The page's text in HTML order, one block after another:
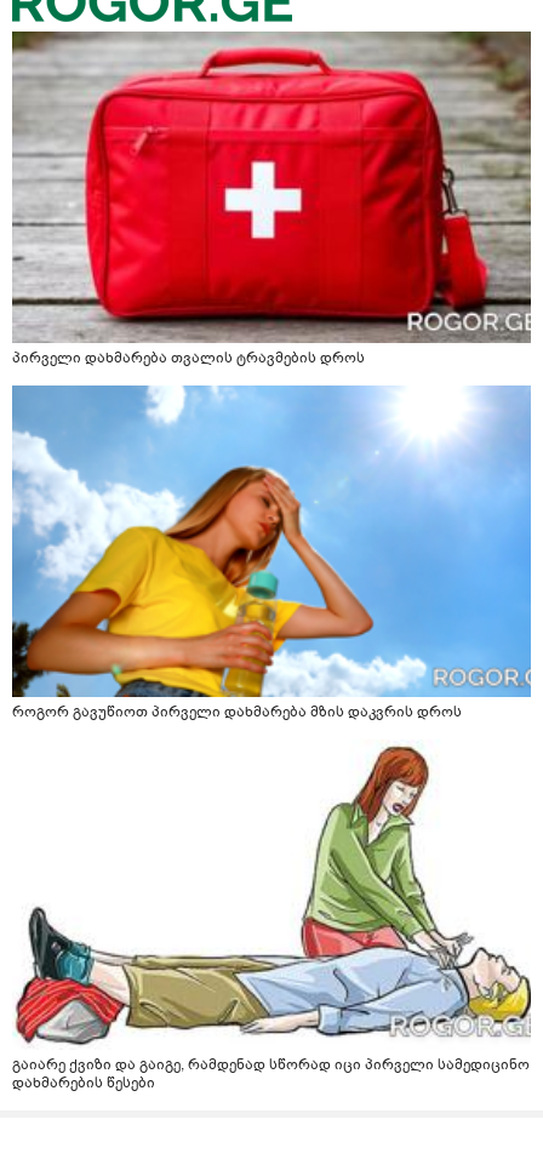
პირველი დახმარება თვალის ტრავმების დროს
როგორ გავუწიოთ პირველი დახმარება მზის დაკვრის დროს
გაიარე ქვიზი და გაიგე, რამდენად სწორად იცი პირველი სამედიცინო
დახმარების წესები